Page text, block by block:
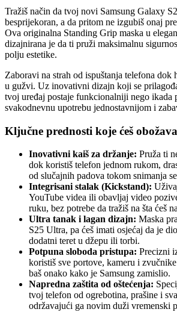
Tražiš način da tvoj novi Samsung Galaxy
besprijekoran, a da pritom ne izgubiš onaj
Ova originalna Standing Grip maska u
dizajnirana je da ti pruži maksimalnu
polju estetike.
Zaboravi na strah od ispuštanja telefona dok
u gužvi. Uz inovativni dizajn koji se
tvoj uređaj postaje funkcionalniji nego ikada
svakodnevnu upotrebu jednostavnijom i
Ključne prednosti koje ćeš
Inovativni kaiš za držanje: Pruža ti
dok koristiš telefon jednom rukom,
od slučajnih padova tokom snimanja
Integrisani stalak (Kickstand):
YouTube videa ili obavljaj video
ruku, bez potrebe da tražiš na šta ćeš
Ultra tanak i lagan dizajn: Maska
S25 Ultra, pa ćeš imati osjećaj da je
dodatni teret u džepu ili torbi.
Potpuna sloboda pristupa: Precizni
koristiš sve portove, kameru i
baš onako kako je Samsung zamislio.
Napredna zaštita od oštećenja:
tvoj telefon od ogrebotina, prašine i
održavajući ga novim duži vremenski